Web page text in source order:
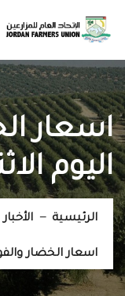
اسعار
اليوم الاثنيين
الرئيسية الأخبار
اسعار الخضار والفواكه